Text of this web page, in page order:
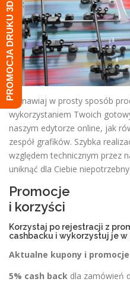
Zamawiaj w prosty sposób
wykorzystaniem Twoich
naszym edytorze online, jak
zespół grafików. Szybka
względem technicznym przez
uniknąć dla Ciebie
Promocje
i korzyści
Korzystaj po rejestracji z
cashbacku i wykorzystuj je
Aktualne kupony i promocje
5% cash back dla zamówień
PROMOCJA DRUKU 3D